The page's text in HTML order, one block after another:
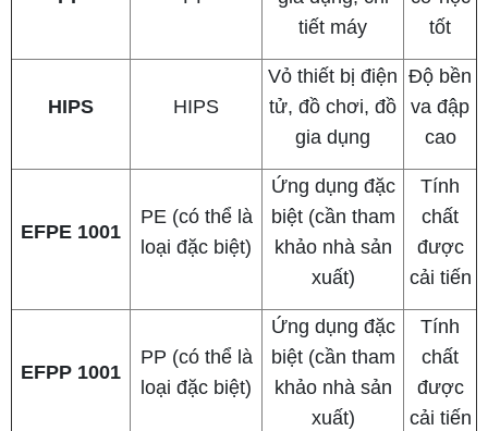
tiết máy
tốt
HIPS HIPS
Vỏ thiết bị điện
tử, đồ chơi, đồ
gia dụng
Độ bền
va đập
cao
EFPE 1001
PE (có thể là
loại đặc biệt)
Ứng dụng đặc
biệt (cần tham
khảo nhà sản
xuất)
Tính
chất
được
cải tiến
EFPP 1001
PP (có thể là
loại đặc biệt)
Ứng dụng đặc
biệt (cần tham
khảo nhà sản
xuất)
Tính
chất
được
cải tiến